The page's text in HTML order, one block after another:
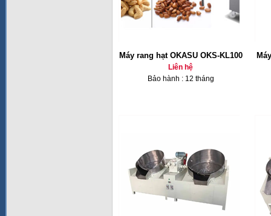
Máy rang hạt OKASU OKS-KL100
Liên hệ
Bảo hành : 12 tháng